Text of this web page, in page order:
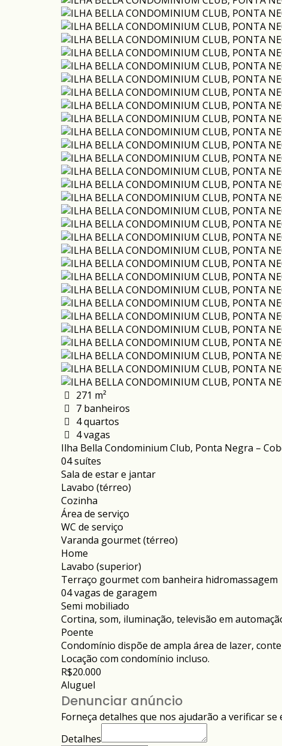
271 m²
7 banheiros
4 quartos
4 vagas
Ilha Bella Condominium Club, Ponta Negra –
04 suítes
Sala de estar e jantar
Lavabo (térreo)
Cozinha
Área de serviço
⁠WC de serviço
Varanda gourmet (térreo)
⁠Home
⁠Lavabo (superior)
Terraço gourmet com banheira hidromassagem
04 vagas de garagem
⁠Semi mobiliado
Cortina, som, iluminação, televisão em
Poente
Condomínio dispõe de ampla área de lazer,
Locação com condomínio incluso.
R$20.000
Aluguel
Denunciar anúncio
Forneça detalhes que nos ajudarão a verificar
Detalhes